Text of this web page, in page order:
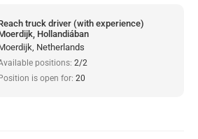
truck driver (with experience)
Hollandiában
Netherlands
positions: 2/2
Position is open for: 20